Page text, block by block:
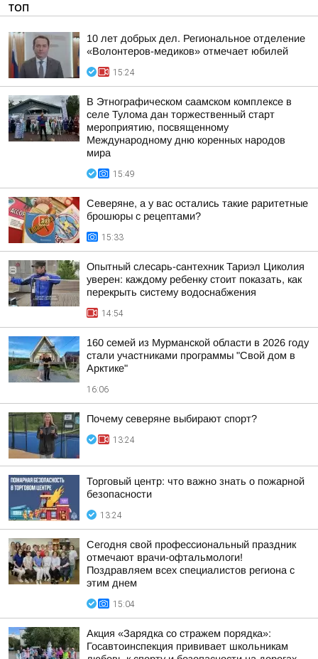
ТОП
10 лет добрых дел. Региональное отделение
«Волонтеров-медиков» отмечает юбилей
15:24
В Этнографическом саамском комплексе в
селе Тулома дан торжественный старт
мероприятию, посвященному
Международному дню коренных народов
мира
15:49
Северяне, а у вас остались такие раритетные
брошюры с рецептами?
15:33
Опытный слесарь-сантехник Тариэл Циколия
уверен: каждому ребенку стоит показать, как
перекрыть систему водоснабжения
14:54
160 семей из Мурманской области в 2026 году
стали участниками программы "Свой дом в
Арктике"
16:06
Почему северяне выбирают спорт?
13:24
Торговый центр: что важно знать о пожарной
безопасности
13:24
Сегодня свой профессиональный праздник
отмечают врачи-офтальмологи!
Поздравляем всех специалистов региона с
этим днем
15:04
Акция «Зарядка со стражем порядка»:
Госавтоинспекция прививает школьникам